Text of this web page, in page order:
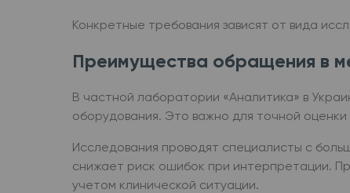
Конкретные требования зависят от вида
Преимущества обращения в
В частной лаборатории «Аналитика» в
оборудования. Это важно для точной оценки
Исследования проводят специалисты с
снижает риск ошибок при интерпретации.
учетом клинической ситуации.